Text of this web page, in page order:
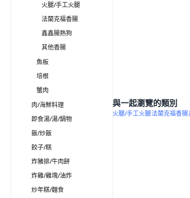
火腿/手工火腿
法蘭克福香腸
鑫鑫腸熱狗
其他香腸
魚板
培根
蟹肉
肉/海鮮料理
即食湯/湯/鍋物
飯/炒飯
餃子/糕
炸豬排/牛肉餅
炸雞/雞塊/油炸
炒年糕/麵食
與一起瀏覽的類別
火腿/手工火腿法蘭克福香腸